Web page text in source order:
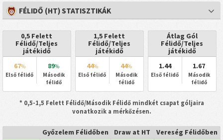
FÉLIDŐ (HT) STATISZTIKÁK
0,5 Felett
Félidő/Teljes
játékidő
67%
Első félidő
89%
Második
félidő
1,5 Felett
Félidő/Teljes
játékidő
44%
Első félidő
44%
Második
félidő
Átlag Gól
Félidő/Teljes
játékidő
1.44
Első félidő
1.67
Második
félidő
* 0,5-1,5 Felett Félidő/Második Félidő mindkét csapat góljaira
vonatkozik a mérkőzésen.
Győzelem Félidőben Draw at HT Vereség Félidőben